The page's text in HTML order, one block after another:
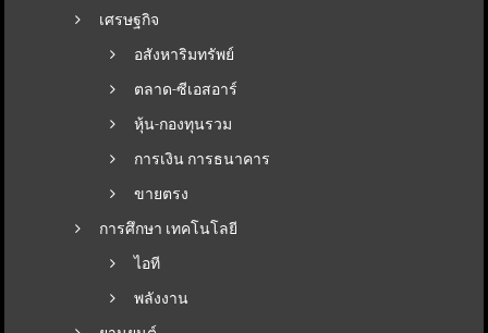
เศรษฐกิจ
อสังหาริมทรัพย์
ตลาด-ซีเอสอาร์
หุ้น-กองทุนรวม
การเงิน การธนาคาร
ขายตรง
การศึกษา เทคโนโลยี
ไอที
พลังงาน